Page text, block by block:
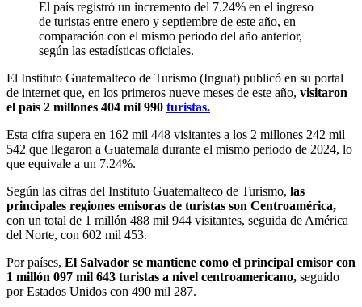
El país registró un incremento del 7.24% en el ingreso
de turistas entre enero y septiembre de este año, en
comparación con el mismo periodo del año anterior,
según las estadísticas oficiales.
El Instituto Guatemalteco de Turismo (Inguat) publicó en su portal
de internet que, en los primeros nueve meses de este año, visitaron
el país 2 millones 404 mil 990 turistas.
Esta cifra supera en 162 mil 448 visitantes a los 2 millones 242 mil
542 que llegaron a Guatemala durante el mismo periodo de 2024, lo
que equivale a un 7.24%.
Según las cifras del Instituto Guatemalteco de Turismo, las
principales regiones emisoras de turistas son Centroamérica,
con un total de 1 millón 488 mil 944 visitantes, seguida de América
del Norte, con 602 mil 453.
Por países, El Salvador se mantiene como el principal emisor con
1 millón 097 mil 643 turistas a nivel centroamericano, seguido
por Estados Unidos con 490 mil 287.